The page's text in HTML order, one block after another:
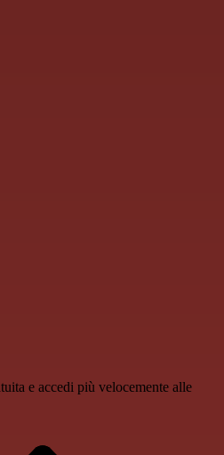
e accedi più velocemente alle